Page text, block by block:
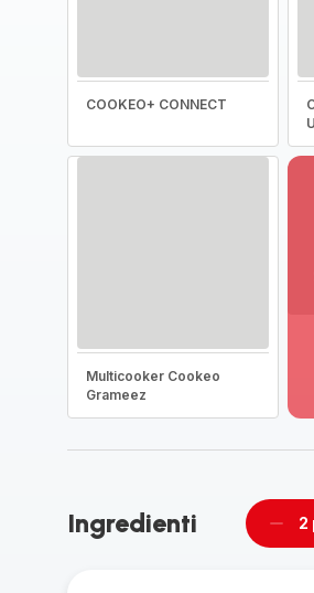
COOKEO+ CONNECT
Multicooker Cookeo
Grameez
Ingredienti 2